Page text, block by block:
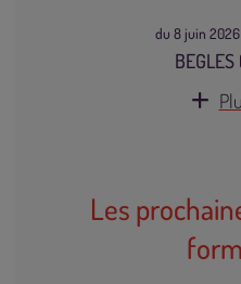
du 8 juin 2026
Les